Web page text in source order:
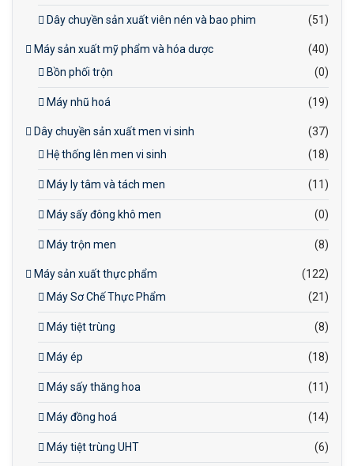
Dây chuyền sản xuất viên nén và bao phim (51)
Máy sản xuất mỹ phẩm và hóa dược
(40)
Bồn phối trộn
(0)
Máy nhũ hoá (19)
Dây chuyền sản xuất men vi sinh
(37)
Hệ thống lên men vi sinh
(18)
Máy ly tâm và tách men (11)
Máy sấy đông khô men (0)
Máy trộn men (8)
Máy sản xuất thực phẩm
(122)
Máy Sơ Chế Thực Phẩm
(21)
Máy tiệt trùng (8)
Máy ép (18)
Máy sấy thăng hoa (11)
Máy đồng hoá (14)
Máy tiệt trùng UHT (6)